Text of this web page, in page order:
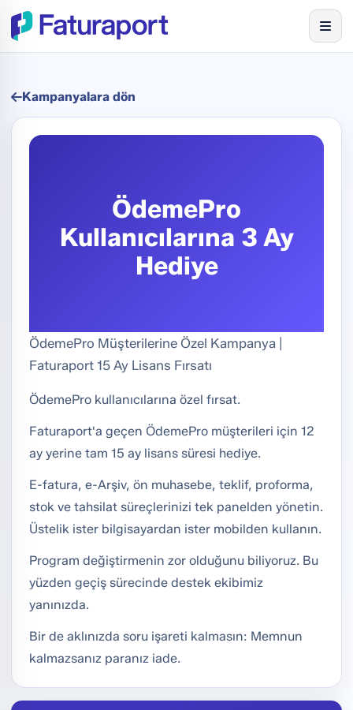
Kampanyalara dön
ÖdemePro
Kullanıcılarına 3 Ay
Hediye
ÖdemePro Müşterilerine Özel Kampanya |
Faturaport 15 Ay Lisans Fırsatı
ÖdemePro kullanıcılarına özel fırsat.
Faturaport'a geçen ÖdemePro müşterileri için 12
ay yerine tam 15 ay lisans süresi hediye.
E-fatura, e-Arşiv, ön muhasebe, teklif, proforma,
stok ve tahsilat süreçlerinizi tek panelden yönetin.
Üstelik ister bilgisayardan ister mobilden kullanın.
Program değiştirmenin zor olduğunu biliyoruz. Bu
yüzden geçiş sürecinde destek ekibimiz
yanınızda.
Bir de aklınızda soru işareti kalmasın: Memnun
kalmazsanız paranız iade.